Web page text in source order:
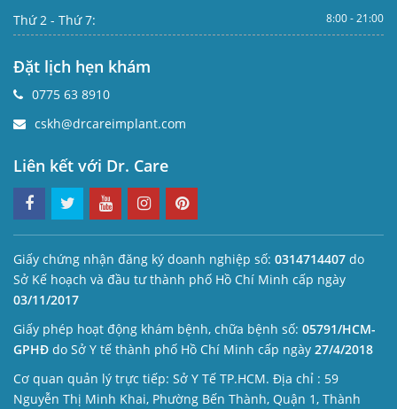
Thứ 2 - Thứ 7: 8:00 - 21:00
Đặt lịch hẹn khám
0775 63 8910
cskh@drcareimplant.com
Liên kết với Dr. Care
Giấy chứng nhận đăng ký doanh nghiệp số: 0314714407 do
Sở Kế hoạch và đầu tư thành phố Hồ Chí Minh cấp ngày
03/11/2017
Giấy phép hoạt động khám bệnh, chữa bệnh số: 05791/HCM-
GPHĐ do Sở Y tế thành phố Hồ Chí Minh cấp ngày 27/4/2018
Cơ quan quản lý trực tiếp: Sở Y Tế TP.HCM. Địa chỉ : 59
Nguyễn Thị Minh Khai, Phường Bến Thành, Quận 1, Thành